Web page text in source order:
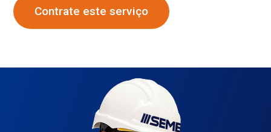
Contrate este serviço